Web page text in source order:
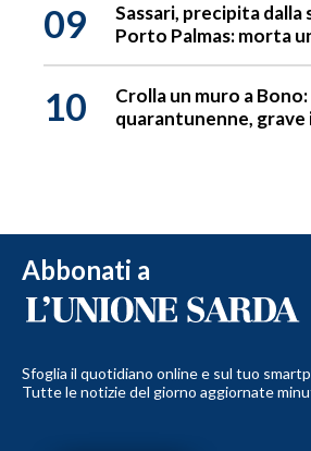
09
Sassari, precipita dalla
Porto Palmas: morta
10
Crolla un muro a
quarantunenne, grave
Abbonati a
Sfoglia il quotidiano online e sul tuo
Tutte le notizie del giorno aggiornate